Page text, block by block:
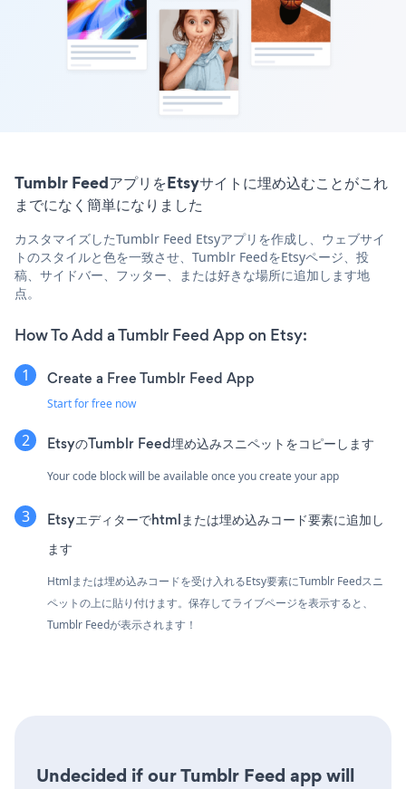
Tumblr FeedアプリをEtsyサイトに埋め込むことがこれ
までになく簡単になりました
カスタマイズしたTumblr Feed Etsyアプリを作成し、ウェブサイ
トのスタイルと色を一致させ、Tumblr FeedをEtsyページ、投
稿、サイドバー、フッター、または好きな場所に追加します地
点。
How To Add a Tumblr Feed App on Etsy:
Create a Free Tumblr Feed App
Start for free now
EtsyのTumblr Feed埋め込みスニペットをコピーします
Your code block will be available once you create your app
Etsyエディターでhtmlまたは埋め込みコード要素に追加し
ます
Htmlまたは埋め込みコードを受け入れるEtsy要素にTumblr Feedスニ
ペットの上に貼り付けます。保存してライブページを表示すると、
Tumblr Feedが表示されます！
Undecided if our Tumblr Feed app will